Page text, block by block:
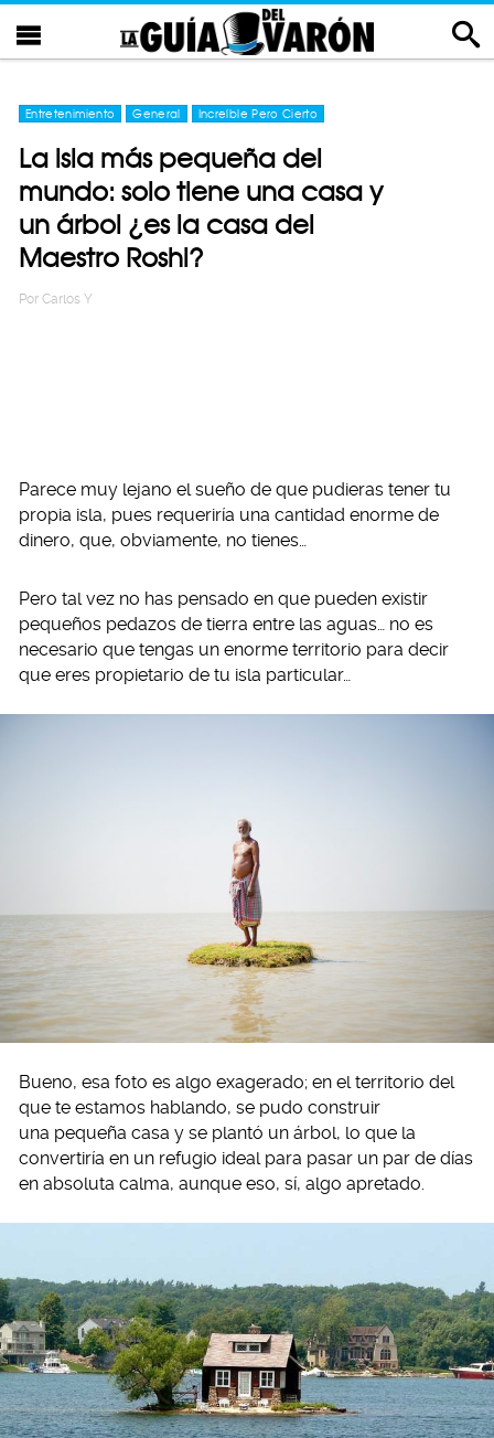
Entretenimiento General Increíble Pero Cierto
La isla más pequeña del
mundo: solo tiene una casa y
un árbol ¿es la casa del
Maestro Roshi?
Por Carlos Y
Parece muy lejano el sueño de que pudieras tener tu
propia isla, pues requeriría una cantidad enorme de
dinero, que, obviamente, no tienes…
Pero tal vez no has pensado en que pueden existir
pequeños pedazos de tierra entre las aguas… no es
necesario que tengas un enorme territorio para decir
que eres propietario de tu isla particular…
Bueno, esa foto es algo exagerado; en el territorio del
que te estamos hablando, se pudo construir
una pequeña casa y se plantó un árbol, lo que la
convertiría en un refugio ideal para pasar un par de días
en absoluta calma, aunque eso, sí, algo apretado.